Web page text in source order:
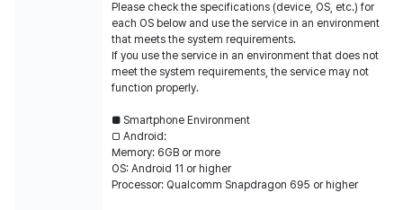
Please check the specifications (device, OS, etc.) for
each OS below and use the service in an environment
that meets the system requirements.
If you use the service in an environment that does not
meet the system requirements, the service may not
function properly.
■ Smartphone Environment
□ Android:
Memory: 6GB or more
OS: Android 11 or higher
Processor: Qualcomm Snapdragon 695 or higher